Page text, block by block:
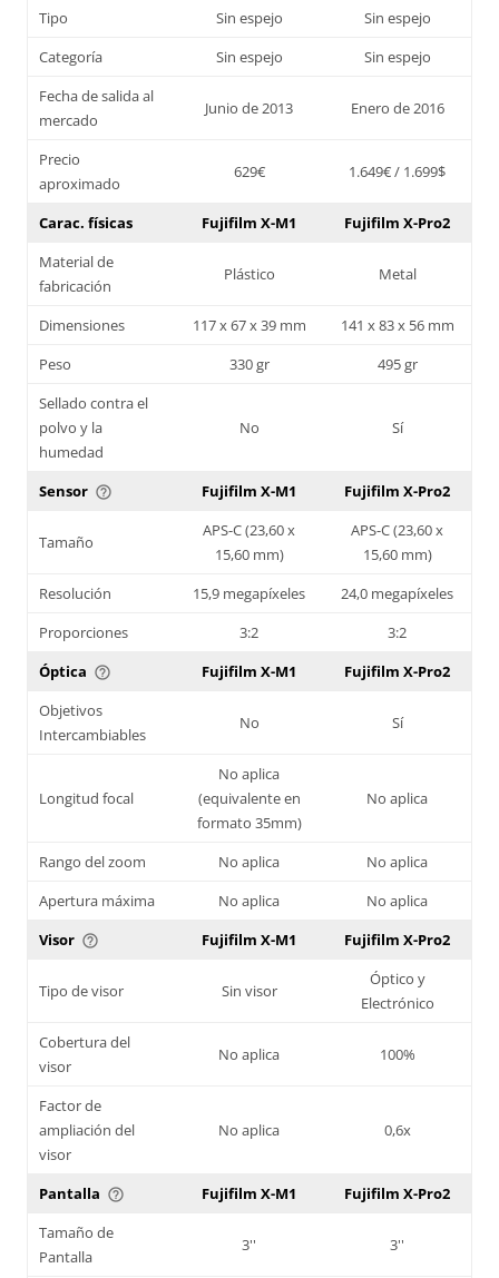
Tipo
Sin espejo
Sin espejo
Categoría
Sin espejo
Sin espejo
Fecha de salida al
mercado
Junio de 2013 Enero de 2016
Precio
aproximado
629€ 1.649€ / 1.699$
Carac. físicas Fujifilm X-M1
Fujifilm X-Pro2
Material de
fabricación
Plástico Metal
Dimensiones 117 x 67 x 39 mm
141 x 83 x 56 mm
Peso
330 gr
495 gr
Sellado contra el
polvo y la
humedad
No Sí
Sensor help_outline Fujifilm X-M1 Fujifilm X-Pro2
Tamaño
APS-C (23,60 x
15,60 mm)
APS-C (23,60 x
15,60 mm)
Resolución
15,9 megapíxeles
24,0 megapíxeles
Proporciones
3:2
3:2
Óptica help_outline Fujifilm X-M1
Fujifilm X-Pro2
Objetivos
Intercambiables
No Sí
Longitud focal
No aplica
(equivalente en
formato 35mm)
No aplica
Rango del zoom No aplica
No aplica
Apertura máxima
No aplica
No aplica
Visor help_outline Fujifilm X-M1 Fujifilm X-Pro2
Tipo de visor Sin visor
Óptico y
Electrónico
Cobertura del
visor
No aplica 100%
Factor de
ampliación del
visor
No aplica 0,6x
Pantalla help_outline Fujifilm X-M1
Fujifilm X-Pro2
Tamaño de
Pantalla
3'' 3''